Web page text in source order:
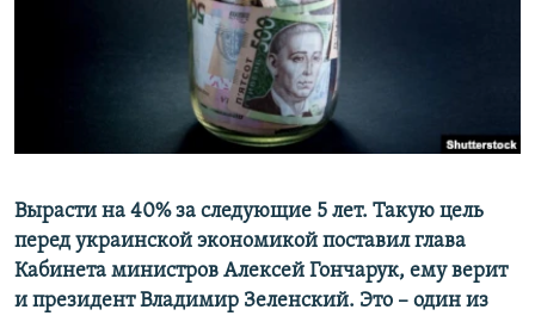
ПОБЕДИТЕЛЕЙ НЕ СУДЯТ?
УКРАИНСКАЯ ПРОБЛЕМА КРЫМА
Вырасти на 40% за следующие 5 лет. Такую цель
перед украинской экономикой поставил глава
Кабинета министров Алексей Гончарук, ему верит
и президент Владимир Зеленский. Это – один из